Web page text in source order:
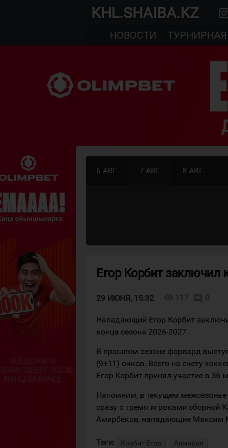
KHL.SHAIBA.KZ
НОВОСТИ
6 АВГ. 7 АВГ. 8 АВГ.
Егор Корбит заключил
29 ИЮНЯ, 15:32 117 0
Нападающий Егор Корбит
конца сезона 2026-2027.
В прошлом сезоне форвард
(9+11) очков. Всего на счету
Егор Корбит принял участие в 36
Напомним, в текущем
сразу с тремя игроками сборной
Амирбеков, нападающие Максим
Теги: Корбит Егор Адмирал